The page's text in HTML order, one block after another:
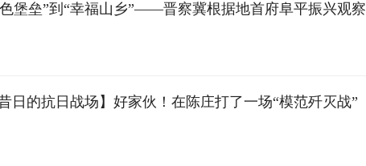
堡垒”到“幸福山乡”——晋察冀根据地首府阜平振兴观察
日的抗日战场】好家伙！在陈庄打了一场“模范歼灭战”